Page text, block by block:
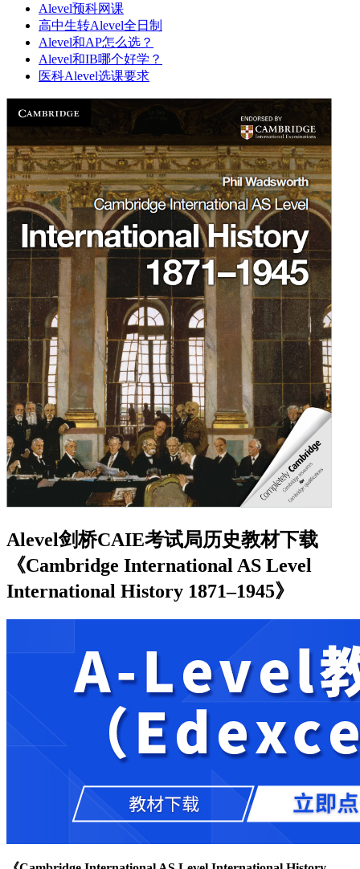
Alevel预科网课
高中生转Alevel全日制
Alevel和AP怎么选？
Alevel和IB哪个好学？
医科Alevel选课要求
Alevel剑桥CAIE考试局历史教材下载
《Cambridge International AS Level
International History 1871–1945》